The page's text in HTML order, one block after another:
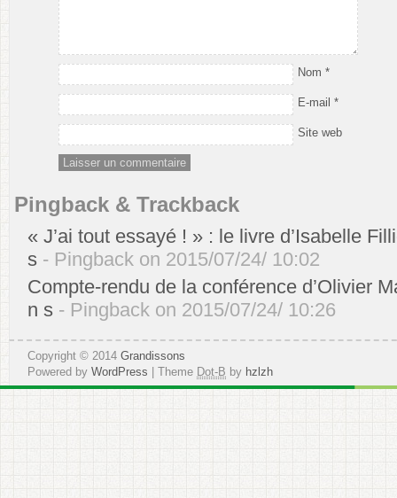
Nom *
E-mail *
Site web
Pingback & Trackback
« J’ai tout essayé ! » : le livre d’Isabelle
s - Pingback on 2015/07/24/ 10:02
Compte-rendu de la conférence d’Olivier
n s - Pingback on 2015/07/24/ 10:26
Copyright © 2014 Grandissons
Powered by WordPress | Theme Dot-B by hzlzh